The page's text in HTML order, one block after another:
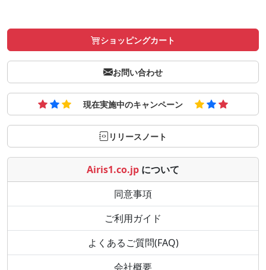
ショッピングカート
お問い合わせ
現在実施中のキャンペーン
リリースノート
Airis1.co.jp について
同意事項
ご利用ガイド
よくあるご質問(FAQ)
会社概要